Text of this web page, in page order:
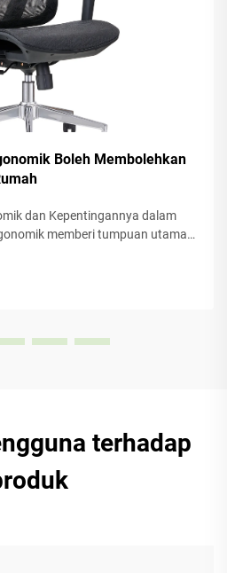
Boleh Membolehkan
dan Kepentingannya dalam
memberi tumpuan utama
Kebanyakan model dilengkapi
terhadap